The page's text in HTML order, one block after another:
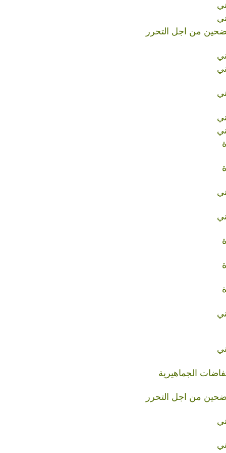
من اجل التحرر
الجماهيرية
من اجل التحرر